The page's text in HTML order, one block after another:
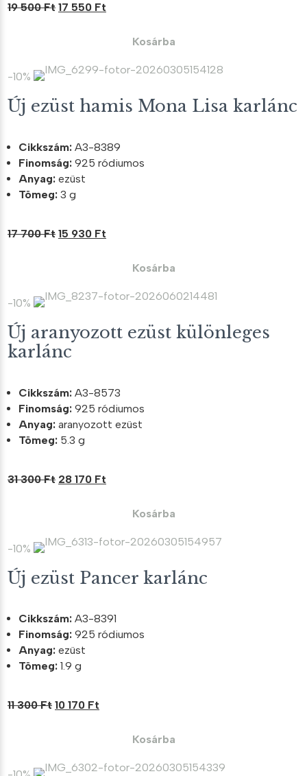
19 500Ft Original
500 Ft.
17 550 Ft
550 Ft.
Kosárba
-10%
Új ezüst hamis Mona Lisa karlánc
Cikkszám: A3-8389
Finomság: 925 ródiumos
Anyag: ezüst
Tömeg: 3 g
17 700Ft Original
700 Ft.
15 930 Ft
930 Ft.
Kosárba
-10%
Új aranyozott ezüst különleges
karlánc
Cikkszám: A3-8573
Finomság: 925 ródiumos
Anyag: aranyozott ezüst
Tömeg: 5.3 g
31 300Ft Original
300 Ft.
28 170 Ft
170 Ft.
Kosárba
-10%
Új ezüst Pancer karlánc
Cikkszám: A3-8391
Finomság: 925 ródiumos
Anyag: ezüst
Tömeg: 1.9 g
11 300Ft Original
300 Ft.
10 170 Ft
170 Ft.
Kosárba